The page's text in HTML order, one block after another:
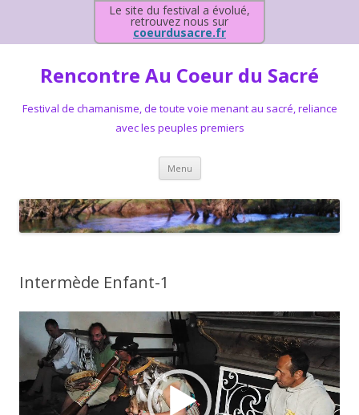
Le site du festival a évolué,
retrouvez nous sur
coeurdusacre.fr
Rencontre Au Coeur du Sacré
Festival de chamanisme, de toute voie menant au sacré, reliance
avec les peuples premiers
Menu Aller au contenu principal
Intermède Enfant-1
Lecteur
vidéo